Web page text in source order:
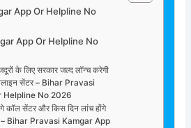
App Or Helpline No
App Or Helpline No
के लिए सरकार जल्द लॉन्च करेगी
सेंटर – Bihar Pravasi
Helpline No 2026
कॉल सेंटर और किस दिन लांच होंगे
– Bihar Pravasi Kamgar App